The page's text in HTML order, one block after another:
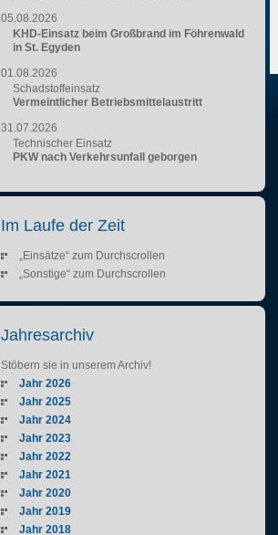
05.08.2026
KHD-Einsatz beim Großbrand im Föhrenwald
in St. Egyden
01.08.2026
Schadstoffeinsatz
Vermeintlicher Betriebsmittelaustritt
31.07.2026
Technischer Einsatz
PKW nach Verkehrsunfall geborgen
Im Laufe der Zeit
„Einsätze“ zum Durchscrollen
„Sonstige“ zum Durchscrollen
Jahresarchiv
Stöbern sie in unserem Archiv!
Jahr 2026
Jahr 2025
Jahr 2024
Jahr 2023
Jahr 2022
Jahr 2021
Jahr 2020
Jahr 2019
Jahr 2018